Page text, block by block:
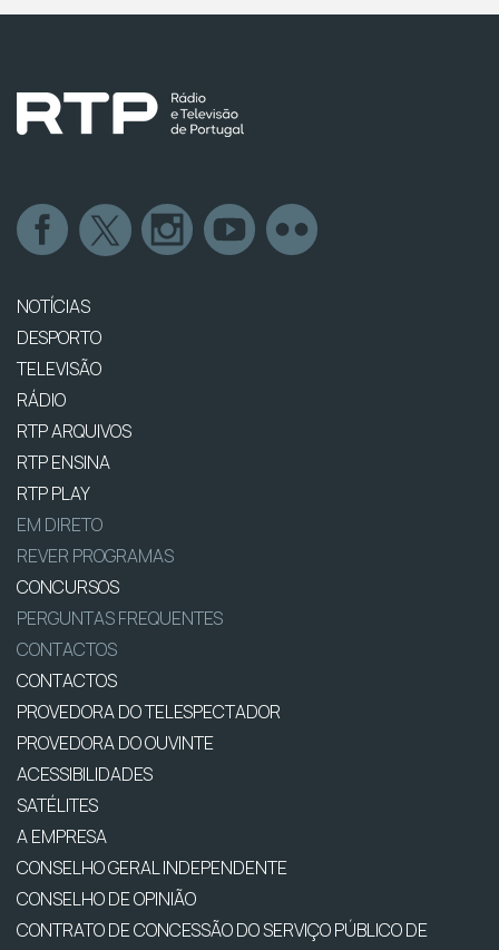
NOTÍCIAS
DESPORTO
TELEVISÃO
RÁDIO
RTP ARQUIVOS
RTP ENSINA
RTP PLAY
EM DIRETO
REVER PROGRAMAS
CONCURSOS
PERGUNTAS FREQUENTES
CONTACTOS
CONTACTOS
PROVEDORA DO TELESPECTADOR
PROVEDORA DO OUVINTE
ACESSIBILIDADES
SATÉLITES
A EMPRESA
CONSELHO GERAL INDEPENDENTE
CONSELHO DE OPINIÃO
CONTRATO DE CONCESSÃO DO SERVIÇO PÚBLICO DE